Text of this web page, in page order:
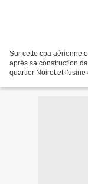
Sur cette cpa aérienne
après sa construction
quartier Noiret et